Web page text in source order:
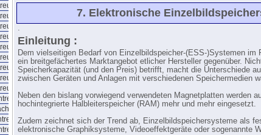
69/3
69/4
1971
71/2
71/3
71/4
1973
73/2
1975
1977
Montreux
1979
81/1
7. Elektronische
.
Einleitung :
Dem vielseitigen Bedarf von Einzelbildspeicher-(ESS-)Systemen im
ein breitgefächertes Marktangebot etlicher Hersteller gegenüber.
Speicherkapazität (und den Preis) betrifft, macht die Unterschiede
zwischen Geräten und Anlagen mit verschiedenen Speichermedien
Neben den bislang vorwiegend verwendeten Magnetplatten werden
hochintegrierte Halbleiterspeicher (RAM) mehr und mehr eingesetzt.
Zudem zeichnet sich der Trend ab, Einzelbildspeichersysteme als
elektronische Graphiksysteme, Videoeffektgeräte oder sogenannte